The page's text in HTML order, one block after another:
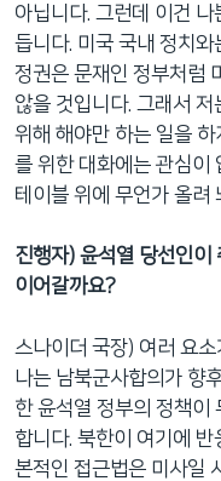
아닙니다. 그런데 이건
듭니다. 미국 국내 정치
정권은 문재인 정부처럼
않을 것입니다. 그래서 저
위해 해야만 하는 일을
를 위한 대화에는 관심이
테이블 위에 무언가 올려
진행자) 윤석열 당선인이
이어갈까요?
스나이더 국장) 여러 요
나는 남북군사합의가 향
한 윤석열 정부의 정책이
합니다. 북한이 여기에 반
본적인 접근법은 미사일